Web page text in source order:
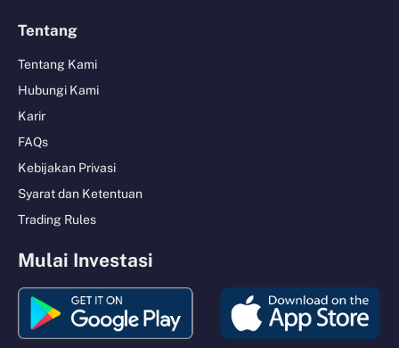
Tentang
Tentang Kami
Hubungi Kami
Karir
FAQs
Kebijakan Privasi
Syarat dan Ketentuan
Trading Rules
Mulai Investasi